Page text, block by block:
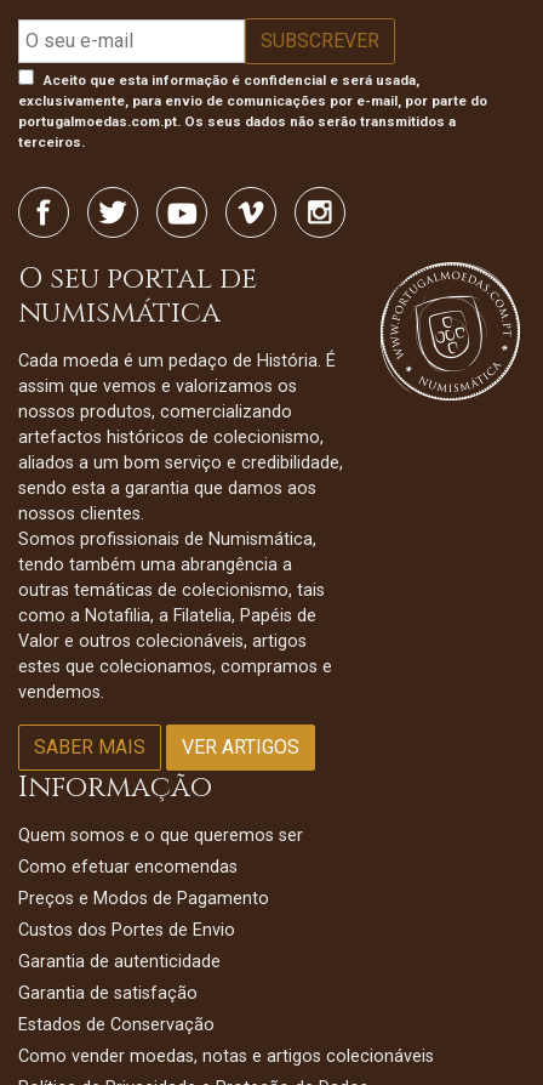
Aceito que esta informação é confidencial e será usada,
exclusivamente, para envio de comunicações por e-mail, por parte do
portugalmoedas.com.pt. Os seus dados não serão transmitidos a
terceiros.
O seu portal de
numismática
Cada moeda é um pedaço de História. É
assim que vemos e valorizamos os
nossos produtos, comercializando
artefactos históricos de colecionismo,
aliados a um bom serviço e credibilidade,
sendo esta a garantia que damos aos
nossos clientes.
Somos profissionais de Numismática,
tendo também uma abrangência a
outras temáticas de colecionismo, tais
como a Notafilia, a Filatelia, Papéis de
Valor e outros colecionáveis, artigos
estes que colecionamos, compramos e
vendemos.
SABER MAIS VER ARTIGOS
Informação
Quem somos e o que queremos ser
Como efetuar encomendas
Preços e Modos de Pagamento
Custos dos Portes de Envio
Garantia de autenticidade
Garantia de satisfação
Estados de Conservação
Como vender moedas, notas e artigos colecionáveis